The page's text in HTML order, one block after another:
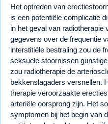
Het optreden van
is een potentiële complicatie
in het geval van
gegevens over de frequentie
interstitiële bestraling zou de
seksuele stoornissen
zou radiotherapie de
bekkenslagaders versnellen.
therapie veroorzaakte
arteriële oorsprong zijn. Het
symptomen bij het begin van